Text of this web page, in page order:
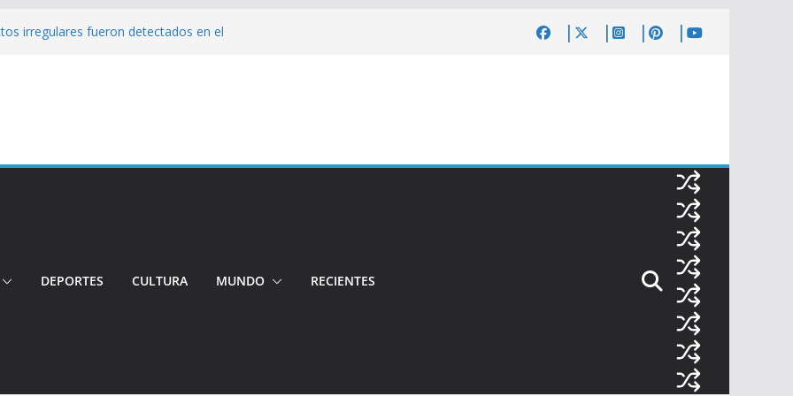
irregulares fueron detectados en el
Hospital de Calderón desmiente
inspecciona centros médicos en
DEPORTES CULTURA MUNDO RECIENTES